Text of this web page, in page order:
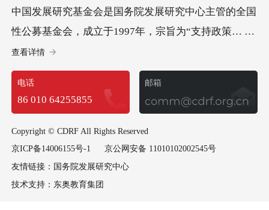
中国发展研究基金会是国务院发展研究中心主管的全国
性公募基金会，成立于1997年，宗旨为“支持政策… 研
究、促进科学决策、服务中国发展”。基金会承办“中国
发展高层论坛”，开展儿童发展等方面的社会试验项
目，承担经济社会以及可持续发展等多领域重要研究课
题，政策建议多次获中央领导批示，已成为集国际交
流、社会试验和政策研究于一体的高端智库型基金会。
查看详情
电话
86 010 64255855
邮箱
Copyright © CDRF All Rights Reserved
京ICP备14006155号-1
京公网安备 11010102002545号
友情链接： 国务院发展研究中心
技术支持： 东奥教育集团